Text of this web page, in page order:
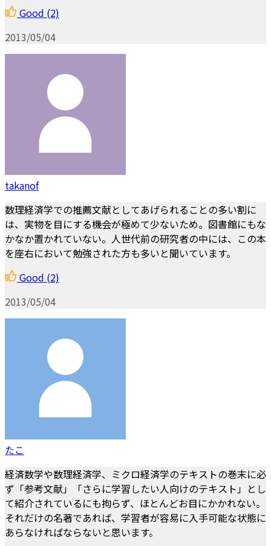
Good (2)
2013/05/04
takanof
数理経済学での推薦文献としてあげられることの多い割に
は、実物を目にする機会が極めて少ないため。図書館にもな
かなか置かれていない。人世代前の研究者の中には、この本
を座右において勉強された方も多いと聞いています。
Good (2)
2013/05/04
たこ
経済数学や数理経済学、ミクロ経済学のテキストの巻末に必
ず「参考文献」「さらに学習したい人向けのテキスト」とし
て紹介されているにも拘らず、ほとんどお目にかかれない。
それだけの名著であれば、学習者が容易に入手可能な状態に
あらなければならないと思います。